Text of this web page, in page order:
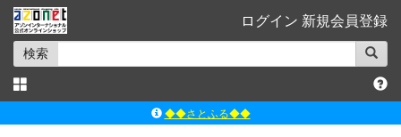
ログイン 新規会員登録
検索
◆◆さとふる◆◆